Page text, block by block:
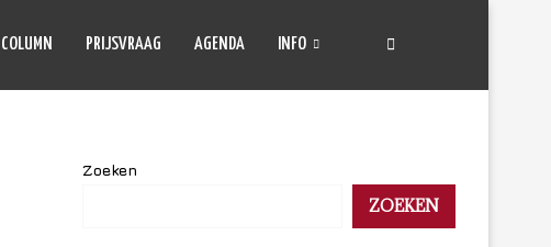
COLUMN PRIJSVRAAG AGENDA INFO
Zoeken
ZOEKEN